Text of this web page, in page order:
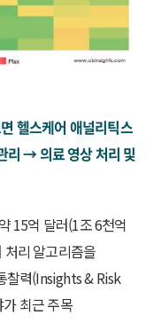
헬스케어 애널리틱스
→ 의료 영상 처리 및
15억 달러(1조 6천억
리 알고리즘을
찰력(Insights & Risk
최근 주목